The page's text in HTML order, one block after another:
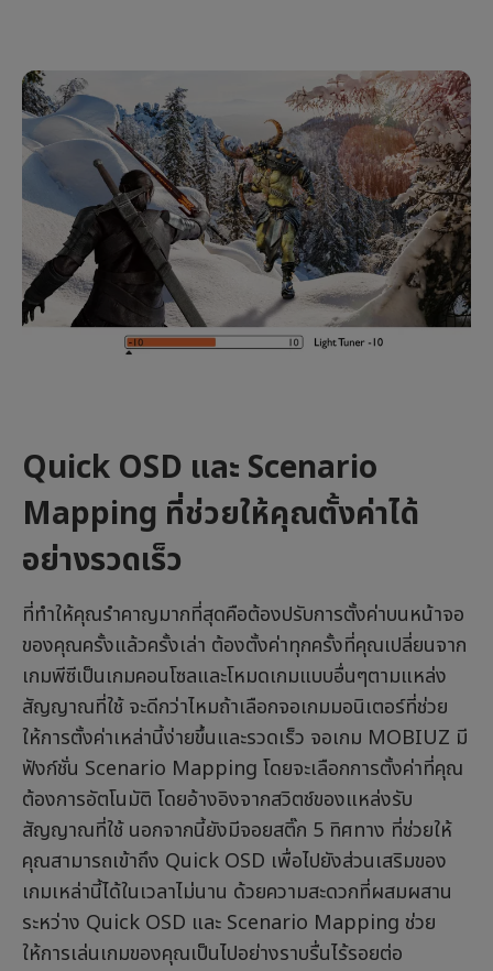
Quick OSD และ Scenario
Mapping ที่ช่วยให้คุณตั้งค่าได้
อย่างรวดเร็ว
ที่ทำให้คุณรำคาญมากที่สุดคือต้องปรับการตั้งค่าบนหน้าจอ
ของคุณครั้งแล้วครั้งเล่า ต้องตั้งค่าทุกครั้งที่คุณเปลี่ยนจาก
เกมพีซีเป็นเกมคอนโซลและโหมดเกมแบบอื่นๆตามแหล่ง
สัญญาณที่ใช้ จะดีกว่าไหมถ้าเลือกจอเกมมอนิเตอร์ที่ช่วย
ให้การตั้งค่าเหล่านี้ง่ายขึ้นและรวดเร็ว จอเกม MOBIUZ มี
ฟังก์ชั่น Scenario Mapping โดยจะเลือกการตั้งค่าที่คุณ
ต้องการอัตโนมัติ โดยอ้างอิงจากสวิตช์ของแหล่งรับ
สัญญาณที่ใช้ นอกจากนี้ยังมีจอยสติ๊ก 5 ทิศทาง ที่ช่วยให้
คุณสามารถเข้าถึง Quick OSD เพื่อไปยังส่วนเสริมของ
เกมเหล่านี้ได้ในเวลาไม่นาน ด้วยความสะดวกที่ผสมผสาน
ระหว่าง Quick OSD และ Scenario Mapping ช่วย
ให้การเล่นเกมของคุณเป็นไปอย่างราบรื่นไร้รอยต่อ